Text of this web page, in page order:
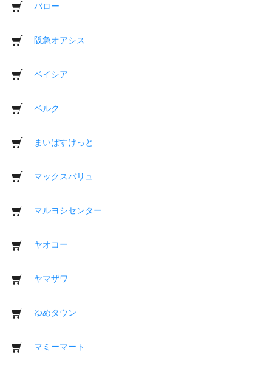
バロー
阪急オアシス
ベイシア
ベルク
まいばすけっと
マックスバリュ
マルヨシセンター
ヤオコー
ヤマザワ
ゆめタウン
マミーマート